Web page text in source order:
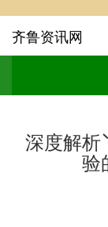
齐鲁资讯网
深度解析
验